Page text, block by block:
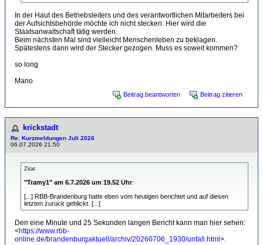
In der Haut des Betriebsleiters und des verantwortlichen Mitarbeiters bei
der Aufsichtsbehörde möchte ich nicht stecken. Hier wird die
Staatsanwaltschaft tätig werden.
Beim nächsten Mal sind vielleicht Menschenleben zu beklagen.
Spätestens dann wird der Stecker gezogen. Muss es soweit kommen?
so long
Mario
Beitrag beantworten Beitrag zitieren
krickstadt
Re: Kurzmeldungen Juli 2026
06.07.2026 21:50
Zitat
"Tramy1" am 6.7.2026 um 19.52 Uhr:
[...] RBB-Brandenburg hatte eben vom heutigen berichtet und auf diesen
letzten zurück geblickt. [...]
Den eine Minute und 25 Sekunden langen Bericht kann man hier sehen:
<https://www.rbb-
online.de/brandenburgaktuell/archiv/20260706_1930/unfall.html>.